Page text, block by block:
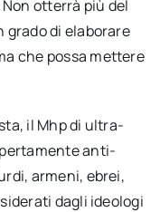
otterrà più del
grado di elaborare
che possa mettere
il Mhp di ultra-
anti-
armeni, ebrei,
dagli ideologi